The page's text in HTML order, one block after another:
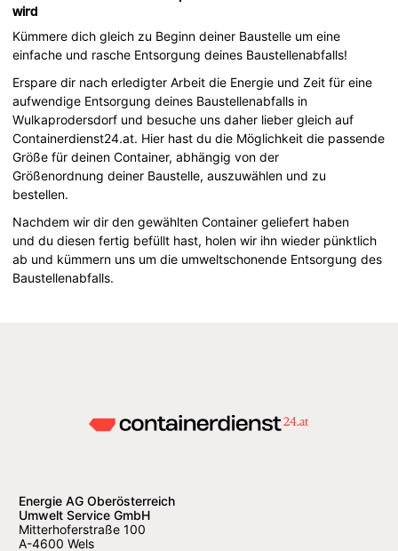
wird
Kümmere dich gleich zu Beginn deiner Baustelle um eine
einfache und rasche Entsorgung deines Baustellenabfalls!
Erspare dir nach erledigter Arbeit die Energie und Zeit für eine
aufwendige Entsorgung deines Baustellenabfalls in
Wulkaprodersdorf und besuche uns daher lieber gleich auf
Containerdienst24.at. Hier hast du die Möglichkeit die passende
Größe für deinen Container, abhängig von der
Größenordnung deiner Baustelle, auszuwählen und zu
bestellen.
Nachdem wir dir den gewählten Container geliefert haben
und du diesen fertig befüllt hast, holen wir ihn wieder pünktlich
ab und kümmern uns um die umweltschonende Entsorgung des
Baustellenabfalls.
Energie AG Oberösterreich
Umwelt Service GmbH
Mitterhoferstraße 100
A-4600 Wels